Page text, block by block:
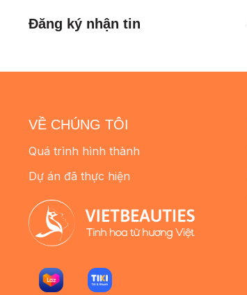
Đăng ký nhận tin
VỀ CHÚNG TÔI
Quá trình hình thành
Dự án đã thực hiện